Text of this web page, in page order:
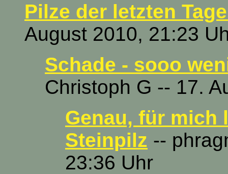
Pilze der letzten
August 2010, 21:23
Schade - sooo
Christoph G -- 17.
Genau, für mich
Steinpilz --
23:36 Uhr